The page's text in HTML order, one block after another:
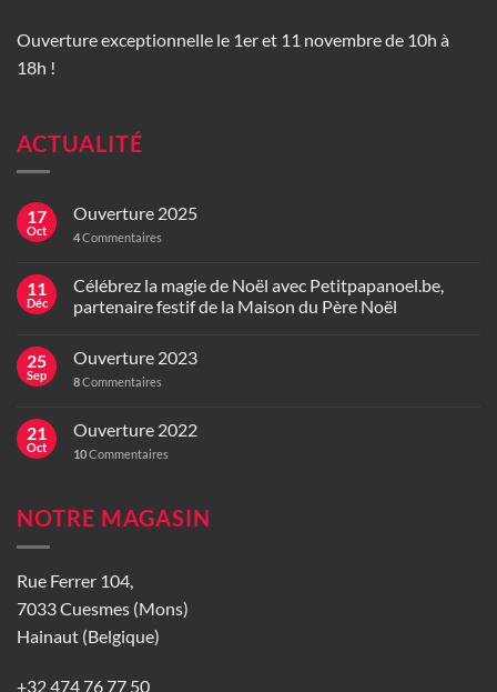
Ouverture exceptionnelle le 1er et 11 novembre de 10h à
18h !
ACTUALITÉ
17
Oct
Ouverture 2025
4Commentaires
11
Déc
Célébrez la magie de Noël avec Petitpapanoel.be,
partenaire festif de la Maison du Père Noël
25
Sep
Ouverture 2023
8Commentaires
21
Oct
Ouverture 2022
10Commentaires
NOTRE MAGASIN
Rue Ferrer 104,
7033 Cuesmes (Mons)
Hainaut (Belgique)
+32 474 76 77 50